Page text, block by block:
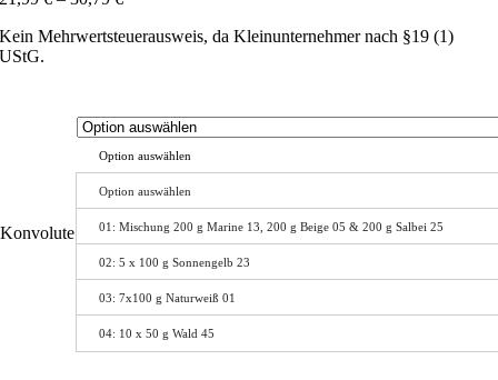
Kein Mehrwertsteuerausweis, da Kleinunternehmer nach §19 (1)
UStG.
Konvolute
Option auswählen
Option auswählen
01: Mischung 200 g Marine 13, 200 g Beige 05 & 200 g Salbei 25
02: 5 x 100 g Sonnengelb 23
03: 7x100 g Naturweiß 01
04: 10 x 50 g Wald 45